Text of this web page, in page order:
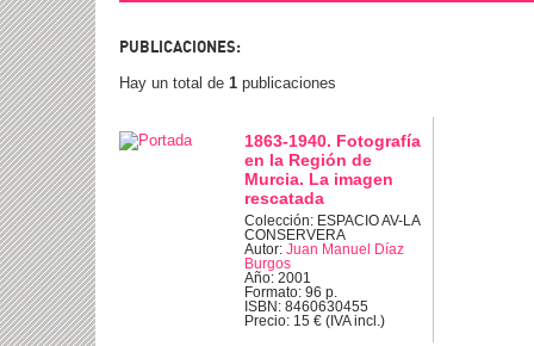
PUBLICACIONES:
Hay un total de 1 publicaciones
1863-1940. Fotografía
en la Región de
Murcia. La imagen
rescatada
Colección: ESPACIO AV-LA
CONSERVERA
Autor: Juan Manuel Díaz
Burgos
Año: 2001
Formato: 96 p.
ISBN: 8460630455
Precio: 15 € (IVA incl.)